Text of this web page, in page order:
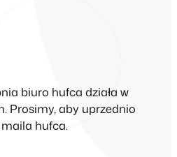
biuro hufca działa w
Prosimy, aby uprzednio
hufca.